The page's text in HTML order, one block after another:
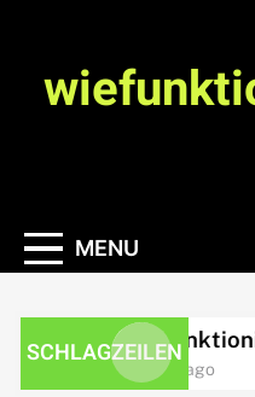
content
MENU
SCHLAGZEILEN
Wie
10 hours ago